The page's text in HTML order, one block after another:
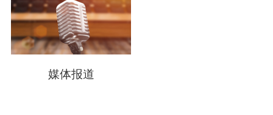
媒体报道